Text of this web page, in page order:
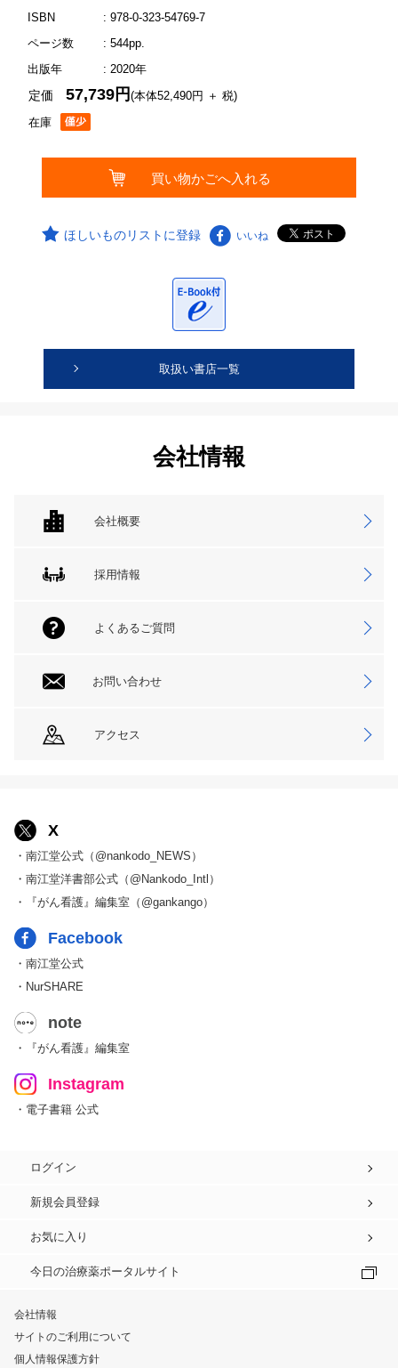
ISBN
: 978-0-323-54769-7
ページ数
: 544pp.
出版年
: 2020年
在庫
定価57,739円(本体52,490円 ＋ 税)
ほしいものリストに登録 いいね
取扱い書店一覧
会社情報
会社概要
採用情報
よくあるご質問
お問い合わせ
アクセス
X
・南江堂公式（@nankodo_NEWS）
・南江堂洋書部公式（@Nankodo_Intl）
・『がん看護』編集室（@gankango）
Facebook
・南江堂公式
・NurSHARE
note
・『がん看護』編集室
Instagram
・電子書籍 公式
ログイン
新規会員登録
お気に入り
今日の治療薬ポータルサイト
会社情報
サイトのご利用について
個人情報保護方針